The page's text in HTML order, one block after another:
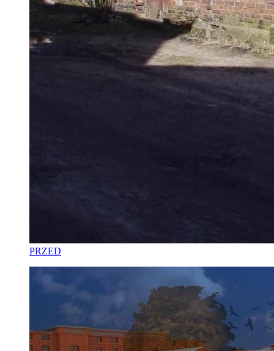
PRZED